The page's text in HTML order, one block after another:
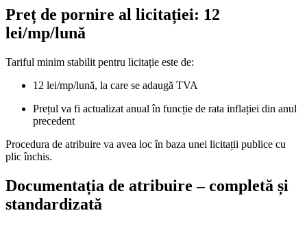
Preț de pornire al licitației: 12
lei/mp/lună
Tariful minim stabilit pentru licitație este de:
12 lei/mp/lună, la care se adaugă TVA
Prețul va fi actualizat anual în funcție de rata inflației din anul
precedent
Procedura de atribuire va avea loc în baza unei licitații publice cu
plic închis.
Documentația de atribuire – completă și
standardizată